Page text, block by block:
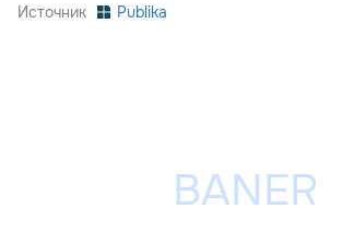
Источник Publika